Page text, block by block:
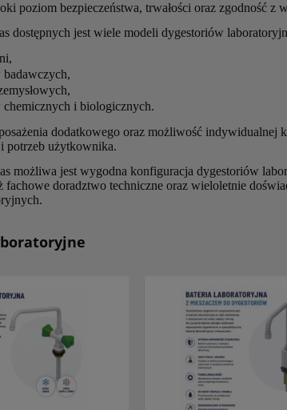
poziom bezpieczeństwa, trwałości oraz zgodność z
dostępnych jest wiele modeli dygestoriów
chemicznych i biologicznych.
dodatkowego oraz możliwość indywidualnej
potrzeb użytkownika.
możliwa jest wygodna konfiguracja dygestoriów
doradztwo techniczne oraz wieloletnie